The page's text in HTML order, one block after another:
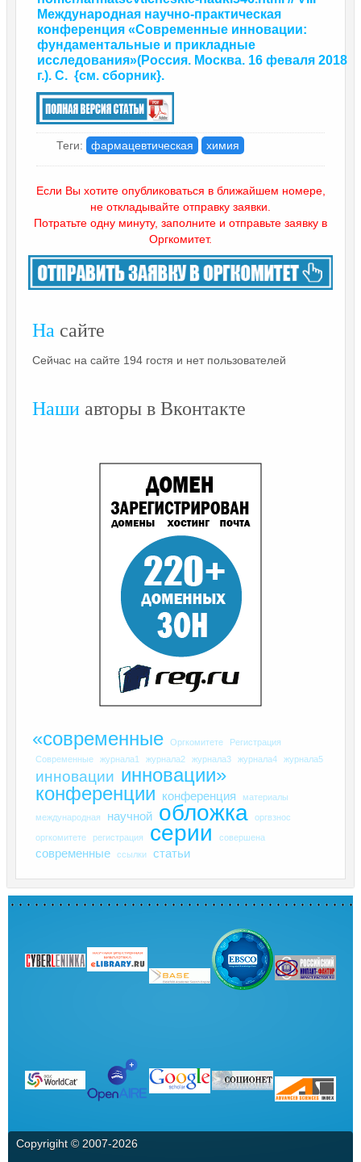
Международная научно-практическая
конференция «Современные инновации:
фундаментальные и прикладные
исследования»(Россия. Москва. 16 феваля 2018
г.). С. {см. сборник}.
Теги: фармацевтическая химия
Если Вы хотите опубликоваться в ближайшем номере,
не откладывайте отправку заявки.
Потратьте одну минуту, заполните и отправьте заявку в
Оргкомитет.
На сайте
Сейчас на сайте 194 гостя и нет пользователей
Наши авторы в Вконтакте
«современные Оргкомитете
Регистрация
Современные
журнала1 журнала2 журнала3 журнала4 журнала5
инновации инновации»
конференции
конференция материалы
международная научной обложка оргвзнос
оргкомитете регистрация серии совершена
современные ссылки статьи
Copyrigiht © 2007-2026